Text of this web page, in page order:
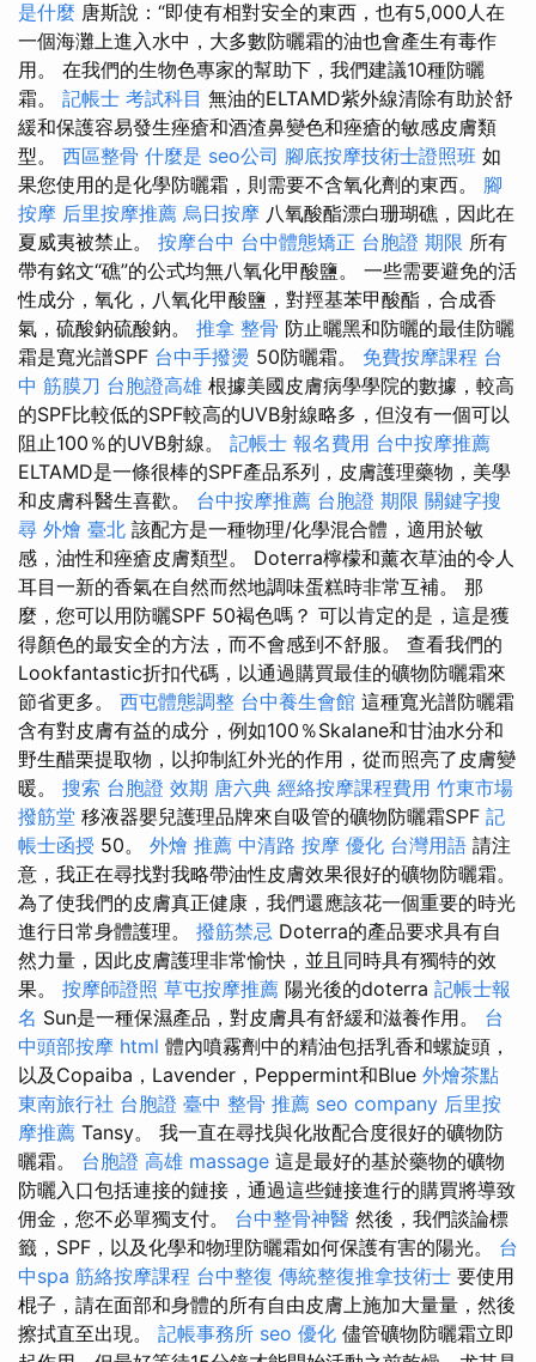
是什麼 唐斯說：“即使有相對安全的東西，也有5,000人在
一個海灘上進入水中，大多數防曬霜的油也會產生有毒作
用。 在我們的生物色專家的幫助下，我們建議10種防曬
霜。 記帳士 考試科目 無油的ELTAMD紫外線清除有助於舒
緩和保護容易發生痤瘡和酒渣鼻變色和痤瘡的敏感皮膚類
型。 西區整骨 什麼是 seo公司 腳底按摩技術士證照班 如
果您使用的是化學防曬霜，則需要不含氧化劑的東西。 腳
按摩 后里按摩推薦 烏日按摩 八氧酸酯漂白珊瑚礁，因此在
夏威夷被禁止。 按摩台中 台中體態矯正 台胞證 期限 所有
帶有銘文“礁”的公式均無八氧化甲酸鹽。 一些需要避免的活
性成分，氧化，八氧化甲酸鹽，對羥基苯甲酸酯，合成香
氣，硫酸鈉硫酸鈉。 推拿 整骨 防止曬黑和防曬的最佳防曬
霜是寬光譜SPF 台中手撥燙 50防曬霜。 免費按摩課程 台
中 筋膜刀 台胞證高雄 根據美國皮膚病學學院的數據，較高
的SPF比較低的SPF較高的UVB射線略多，但沒有一個可以
阻止100％的UVB射線。 記帳士 報名費用 台中按摩推薦
ELTAMD是一條很棒的SPF產品系列，皮膚護理藥物，美學
和皮膚科醫生喜歡。 台中按摩推薦 台胞證 期限 關鍵字搜
尋 外燴 臺北 該配方是一種物理/化學混合體，適用於敏
感，油性和痤瘡皮膚類型。 Doterra檸檬和薰衣草油的令人
耳目一新的香氣在自然而然地調味蛋糕時非常互補。 那
麼，您可以用防曬SPF 50褐色嗎？ 可以肯定的是，這是獲
得顏色的最安全的方法，而不會感到不舒服。 查看我們的
Lookfantastic折扣代碼，以通過購買最佳的礦物防曬霜來
節省更多。 西屯體態調整 台中養生會館 這種寬光譜防曬霜
含有對皮膚有益的成分，例如100％Skalane和甘油水分和
野生醋栗提取物，以抑制紅外光的作用，從而照亮了皮膚變
暖。 搜索 台胞證 效期 唐六典 經絡按摩課程費用 竹東市場
撥筋堂 移液器嬰兒護理品牌來自吸管的礦物防曬霜SPF 記
帳士函授 50。 外燴 推薦 中清路 按摩 優化 台灣用語 請注
意，我正在尋找對我略帶油性皮膚效果很好的礦物防曬霜。
為了使我們的皮膚真正健康，我們還應該花一個重要的時光
進行日常身體護理。 撥筋禁忌 Doterra的產品要求具有自
然力量，因此皮膚護理非常愉快，並且同時具有獨特的效
果。 按摩師證照 草屯按摩推薦 陽光後的doterra 記帳士報
名 Sun是一種保濕產品，對皮膚具有舒緩和滋養作用。 台
中頭部按摩 html 體內噴霧劑中的精油包括乳香和螺旋頭，
以及Copaiba，Lavender，Peppermint和Blue 外燴茶點
東南旅行社 台胞證 臺中 整骨 推薦 seo company 后里按
摩推薦 Tansy。 我一直在尋找與化妝配合度很好的礦物防
曬霜。 台胞證 高雄 massage 這是最好的基於藥物的礦物
防曬入口包括連接的鏈接，通過這些鏈接進行的購買將導致
佣金，您不必單獨支付。 台中整骨神醫 然後，我們談論標
籤，SPF，以及化學和物理防曬霜如何保護有害的陽光。 台
中spa 筋絡按摩課程 台中整復 傳統整復推拿技術士 要使用
棍子，請在面部和身體的所有自由皮膚上施加大量量，然後
擦拭直至出現。 記帳事務所 seo 優化 儘管礦物防曬霜立即